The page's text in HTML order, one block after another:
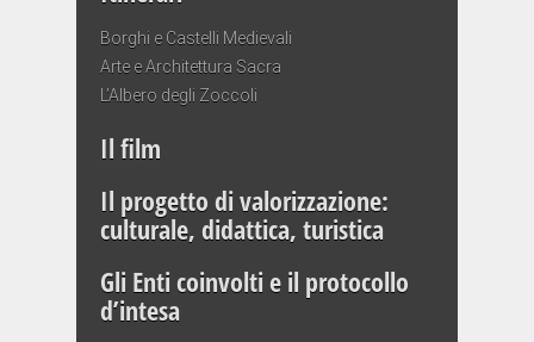
Borghi e Castelli Medievali
Arte e Architettura Sacra
L’Albero degli Zoccoli
Il film
Il progetto di valorizzazione:
culturale, didattica, turistica
Gli Enti coinvolti e il protocollo
d’intesa